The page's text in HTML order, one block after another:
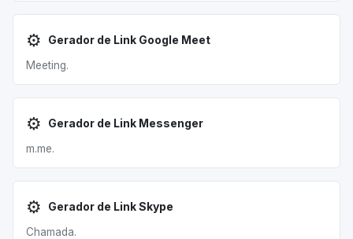
⚙️ Gerador de Link Google Meet
Meeting.
⚙️ Gerador de Link Messenger
m.me.
⚙️ Gerador de Link Skype
Chamada.